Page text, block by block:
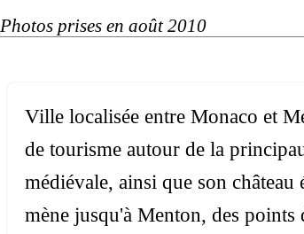
Photos prises en août 2010
Ville localisée entre Monaco et
de tourisme autour de la
médiévale, ainsi que son
mène jusqu'à Menton, des